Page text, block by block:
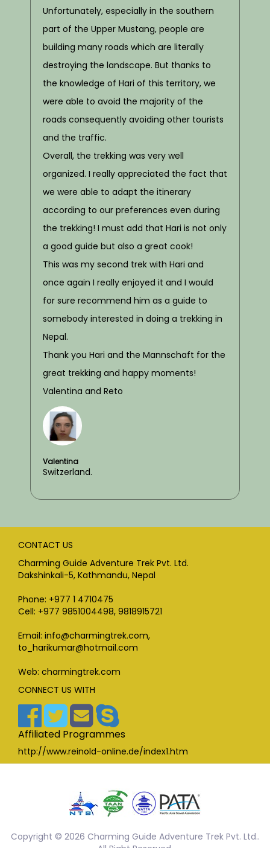
Unfortunately, especially in the southern
part of the Upper Mustang, people are
building many roads which are literally
destroying the landscape. But thanks to
the knowledge of Hari of this territory, we
were able to avoid the majority of the
roads consequently avoiding other tourists
and the traffic.
Overall, the trekking was very well
organized. I really appreciated the fact that
we were able to adapt the itinerary
according to our preferences even during
the trekking! I must add that Hari is not only
a good guide but also a great cook!
This was my second trek with Hari and
once again I really enjoyed it and I would
for sure recommend him as a guide to
somebody interested in doing a trekking in
Nepal.
Thank you Hari and the Mannschaft for the
great trekking and happy moments!
Valentina and Reto
Valentina
Switzerland.
CONTACT US
Charming Guide Adventure Trek Pvt. Ltd.
Dakshinkali-5, Kathmandu, Nepal
Phone: +977 1 4710475
Cell: +977 9851004498, 9818915721
Email: info@charmingtrek.com,
to_harikumar@hotmail.com
Web: charmingtrek.com
CONNECT US WITH
Affiliated Programmes
http://www.reinold-online.de/index1.htm
Copyright © 2026 Charming Guide Adventure Trek Pvt. Ltd..